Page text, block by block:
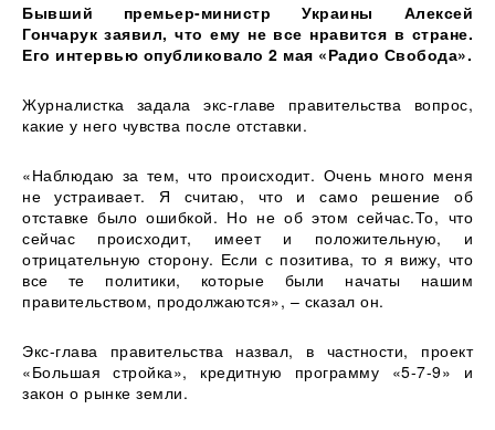
Бывший премьер-министр Украины Алексей
Гончарук заявил, что ему не все нравится в стране.
Его интервью опубликовало 2 мая «Радио Свобода».
Журналистка задала экс-главе правительства вопрос,
какие у него чувства после отставки.
«Наблюдаю за тем, что происходит. Очень много меня
не устраивает. Я считаю, что и само решение об
отставке было ошибкой. Но не об этом сейчас.То, что
сейчас происходит, имеет и положительную, и
отрицательную сторону. Если с позитива, то я вижу, что
все те политики, которые были начаты нашим
правительством, продолжаются», – сказал он.
Экс-глава правительства назвал, в частности, проект
«Большая стройка», кредитную программу «5-7-9» и
закон о рынке земли.